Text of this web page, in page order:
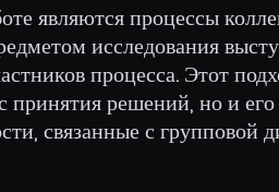
являются процессы
исследования
процесса. Этот
принятия решений, но и его
связанные с групповой